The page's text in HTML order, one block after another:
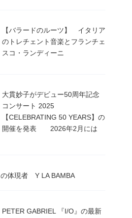
【バラードのルーツ】 イタリア
のトレチェント音楽とフランチェ
スコ・ランディーニ
大貫妙子がデビュー50周年記念
コンサート 2025
【CELEBRATING 50 YEARS】の
開催を発表 2026年2月には
の体現者 Y LA BAMBA
PETER GABRIEL 『I/O』の最新